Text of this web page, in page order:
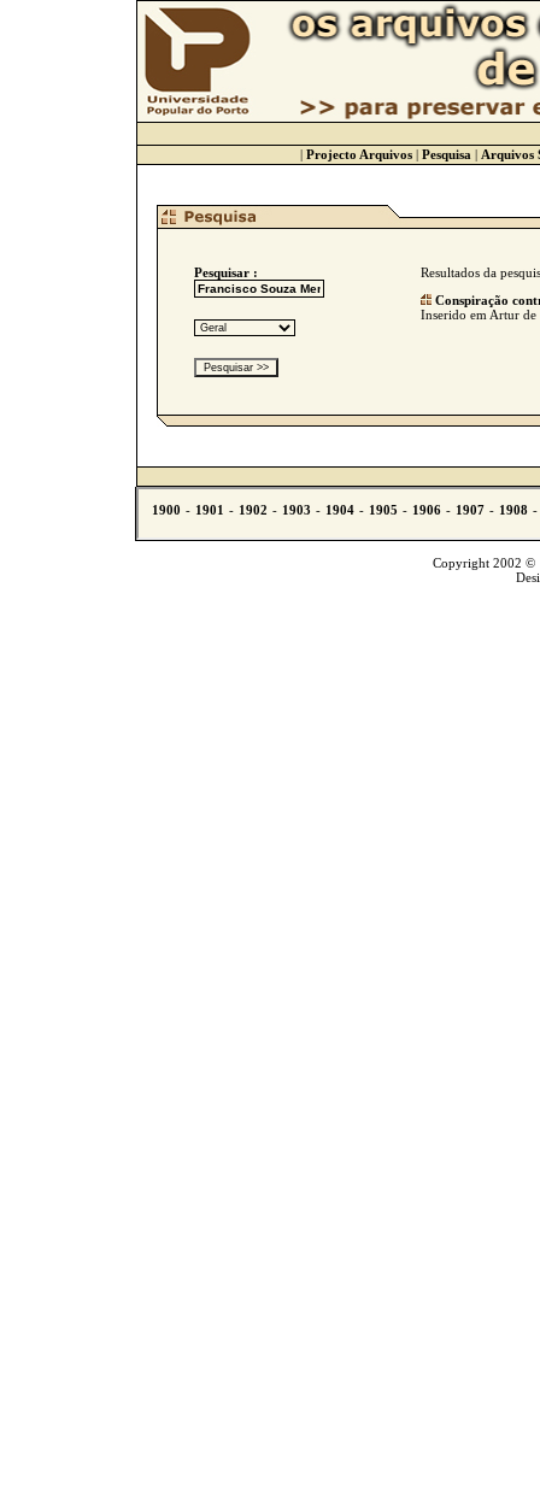
| Projecto Arquivos | Pesquisa | Arquivos
Pesquisar :
Resultados da
Conspiração
Inserido em Artur de
Copyright 2002 ©